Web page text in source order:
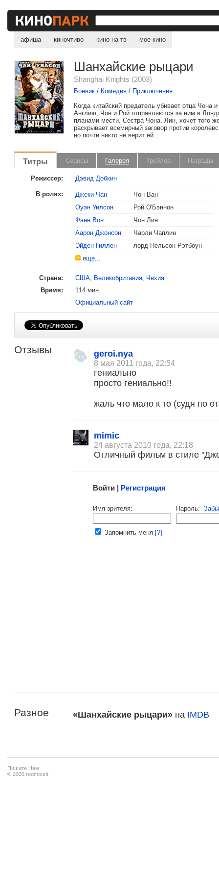
афиша киночтиво кино на тв мое кино
Шанхайские рыцари
Shanghai Knights (2003)
Боевик / Комедия / Приключения
Когда китайский предатель убивает отца Чона и
Англию, Чон и Рой отправляются за ним в
планами мести. Сестра Чона, Лин, хочет того
раскрывает всемирный заговор против
но почти никто не верит ей...
Титры Сеансы Галерея Трейлер Награды
Режиссер: Дэвид Добкин
В ролях: Джеки Чан
Чон Ван
Оуэн Уилсон
Рой О'Бэннон
Фанн Вон
Чон Лин
Аарон Джонсон
Чарли Чаплин
Эйден Гиллен
лорд Нельсон Рэтбоун
еще...
Страна: США, Великобритания, Чехия
Время:
114 мин.
Официальный сайт
Отзывы geroi.nya
8 мая 2011 года, 22:54
гениально
просто гениально!!
жаль что мало к то (судя по
mimic
24 августа 2010 года, 22:18
Отличный фильм в стиле
, поделитесь своим мнением
Малосодержательные и грубые отзывы нещадно
Войти | Регистрация
Имя зрителя: Пароль:
Запомнить меня [?]
Разное «Шанхайские рыцари» на IMDB
Пишите Нам
© 2026 redmount